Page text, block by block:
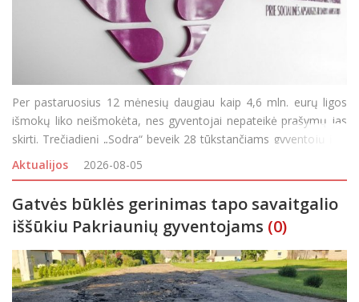
Per pastaruosius 12 mėnesių daugiau kaip 4,6 mln. eurų ligos
išmokų liko neišmokėta, nes gyventojai nepateikė prašymų jas
skirti. Trečiadienį „Sodra“ beveik 28 tūkstančiams gyventojų į jų
asmenines paskyras ir elektroniniu paštu išsiuntė priminimus, kvi
Aktualijos 2026-08-05
Gatvės būklės gerinimas tapo savaitgalio
iššūkiu Pakriaunių gyventojams (0)